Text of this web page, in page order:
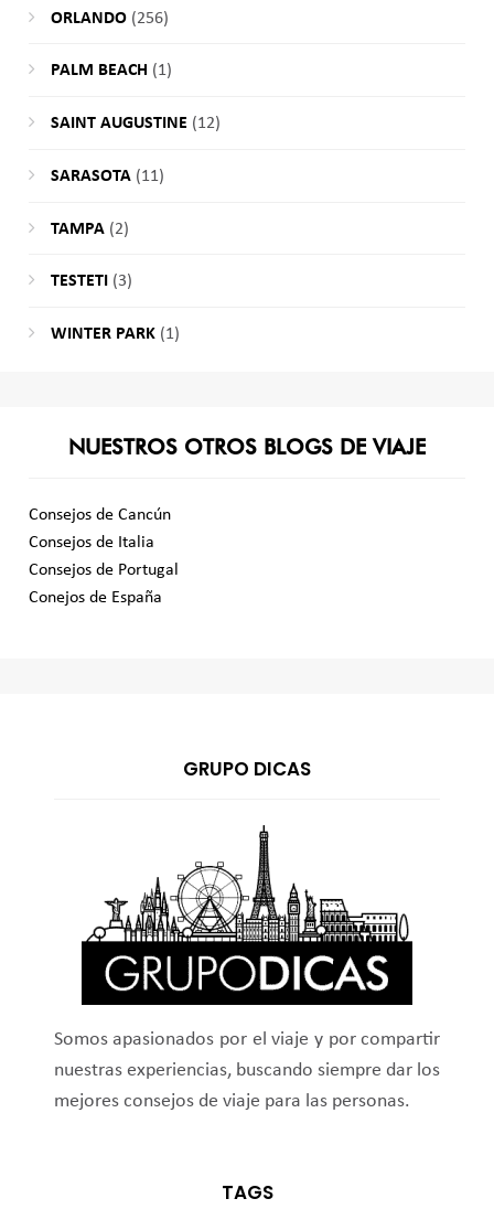
ORLANDO(256)
PALM BEACH (1)
SAINT AUGUSTINE (12)
SARASOTA(11)
TAMPA(2)
TESTETI(3)
WINTER PARK(1)
NUESTROS OTROS BLOGS DE VIAJE
Consejos de Cancún
Consejos de Italia
Consejos de Portugal
Conejos de España
GRUPO DICAS
Somos apasionados por el viaje y por compartir
nuestras experiencias, buscando siempre dar los
mejores consejos de viaje para las personas.
TAGS